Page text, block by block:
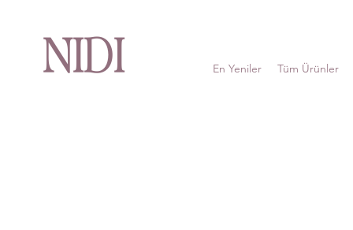
NIDI En Yeniler Tüm Ürünler